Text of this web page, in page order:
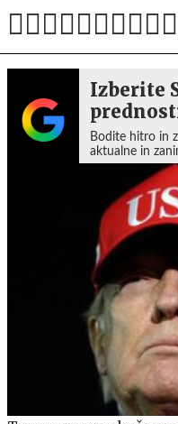
Izberite
Bodite hitro in
aktualne in